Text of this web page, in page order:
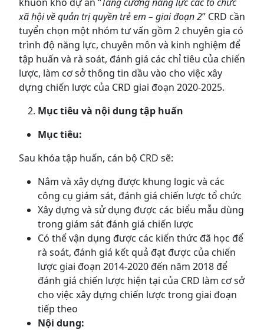
xã hội về quản trị quyền trẻ em – giai đoạn 2” CRD cần
tuyển chọn một nhóm tư vấn gồm 2 chuyên gia có
trình độ năng lực, chuyên môn và kinh nghiệm để
tập huấn và rà soát, đánh giá các chỉ tiêu của chiến
lược, làm cơ sở thông tin dầu vào cho việc xây
dựng chiến lược của CRD giai đoạn 2020-2025.
Mục tiêu và nội dung tập huấn
Mục tiêu:
Sau khóa tập huấn, cán bộ CRD sẽ:
Nắm và xây dựng được khung logic và các
công cụ giám sát, đánh giá chiến lược tổ chức
Xây dựng và sử dụng được các biểu mẫu dùng
trong giám sát đánh giá chiến lược
Có thể vận dụng được các kiến thức đã học để
rà soát, đánh giá kết quả đạt được của chiến
lược giai đoạn 2014-2020 đến năm 2018 để
đánh giá chiến lược hiện tại của CRD làm cơ sở
cho việc xây dựng chiến lược trong giai đoạn
tiếp theo
Nội dung: